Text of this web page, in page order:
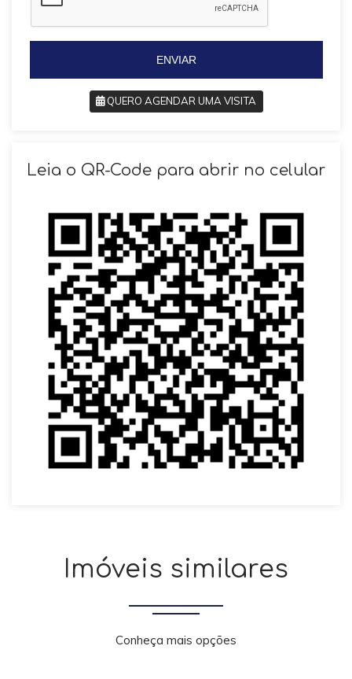
5
5
ENVIAR
QUERO AGENDAR UMA VISITA
Leia o QR-Code para abrir no celular
Imóveis similares
Conheça mais opções